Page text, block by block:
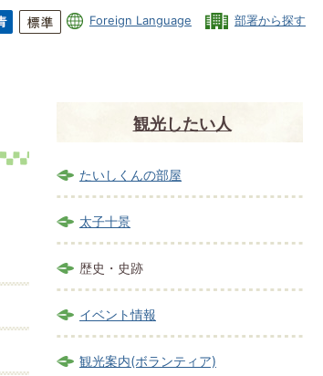
Foreign Language 部署から探す
観光したい人
たいしくんの部屋
太子十景
歴史・史跡
イベント情報
観光案内(ボランティア)